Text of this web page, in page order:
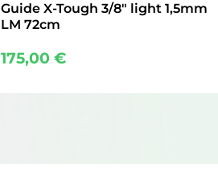
Guide X-Tough 3/8″ light 1,5mm
LM 72cm
175,00€